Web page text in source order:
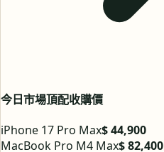
今日市場頂配收購價
iPhone 17 Pro Max$ 44,900
MacBook Pro M4 Max$ 82,400